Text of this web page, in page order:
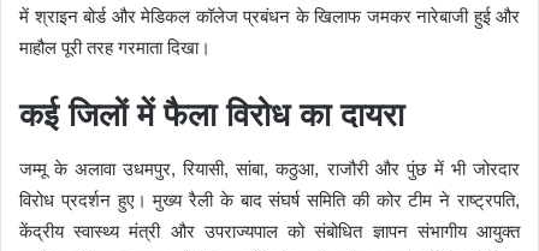
में श्राइन बोर्ड और मेडिकल कॉलेज प्रबंधन के खिलाफ जमकर नारेबाजी हुई और
माहौल पूरी तरह गरमाता दिखा।
कई जिलों में फैला विरोध का दायरा
जम्मू के अलावा उधमपुर, रियासी, सांबा, कठुआ, राजौरी और पुंछ में भी जोरदार
विरोध प्रदर्शन हुए। मुख्य रैली के बाद संघर्ष समिति की कोर टीम ने राष्ट्रपति,
केंद्रीय स्वास्थ्य मंत्री और उपराज्यपाल को संबोधित ज्ञापन संभागीय आयुक्त